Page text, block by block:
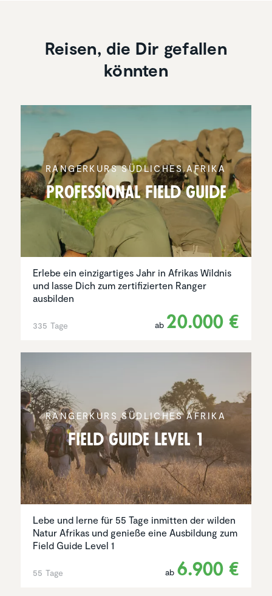
Reisen, die Dir gefallen
könnten
RANGER­KURS SÜDLICHES AFRIKA
Profes­sional Field Guide
Erlebe ein einzigartiges Jahr in Afrikas Wildnis
und lasse Dich zum zertifizierten Ranger
ausbilden
335 Tage ab 20.000 €
RANGER­KURS SÜDLICHES AFRIKA
Field Guide Level 1
Lebe und lerne für 55 Tage inmitten der wilden
Natur Afrikas und genieße eine Ausbildung zum
Field Guide Level 1
55 Tage ab 6.900 €